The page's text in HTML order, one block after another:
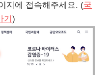
지에 접속해주세요. (국
)